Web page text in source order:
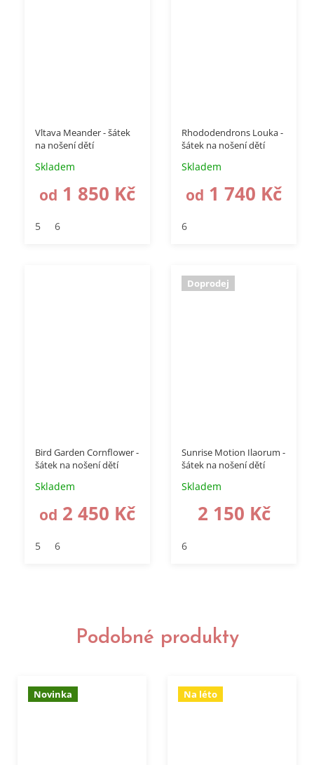
Vltava Meander - šátek
na nošení dětí
Skladem
od 1 850 Kč
5 6
Rhododendrons Louka -
šátek na nošení dětí
Skladem
od 1 740 Kč
6
Bird Garden Cornflower -
šátek na nošení dětí
Skladem
od 2 450 Kč
5 6
Doprodej
Sunrise Motion Ilaorum -
šátek na nošení dětí
Skladem
2 150 Kč
6
Podobné produkty
Novinka Na léto